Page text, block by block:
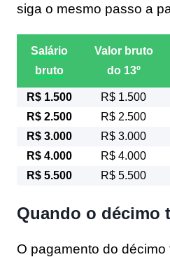
siga o mesmo passo a
Salário
bruto
Valor bruto
do 13º
R$ 1.500 R$ 1.500
R$ 2.500
R$ 2.500
R$ 3.000
R$ 3.000
R$ 4.000
R$ 4.000
R$ 5.500
R$ 5.500
Quando o décimo
O pagamento do décimo